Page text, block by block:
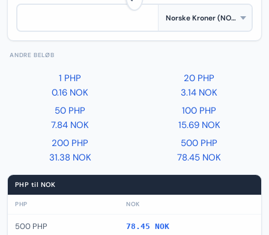
ANDRE BELØB
1 PHP
0.16 NOK
20 PHP
3.14 NOK
50 PHP
7.84 NOK
100 PHP
15.69 NOK
200 PHP
31.38 NOK
500 PHP
78.45 NOK
PHP til NOK
PHP NOK
500 PHP 78.45 NOK